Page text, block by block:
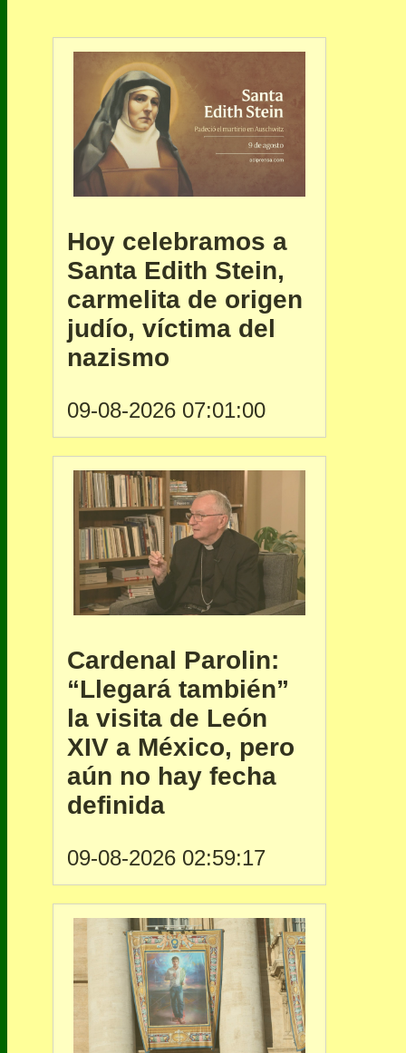
Hoy celebramos a
Santa Edith Stein,
carmelita de origen
judío, víctima del
nazismo
09-08-2026 07:01:00
Cardenal Parolin:
“Llegará también”
la visita de León
XIV a México, pero
aún no hay fecha
definida
09-08-2026 02:59:17